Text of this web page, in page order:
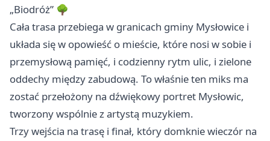
„Biodróż” 🌳
Cała trasa przebiega w granicach gminy Mysłowice i
układa się w opowieść o mieście, które nosi w sobie i
przemysłową pamięć, i codzienny rytm ulic, i zielone
oddechy między zabudową. To właśnie ten miks ma
zostać przełożony na dźwiękowy portret Mysłowic,
tworzony wspólnie z artystą muzykiem.
Trzy wejścia na trasę i finał, który domknie wieczór na